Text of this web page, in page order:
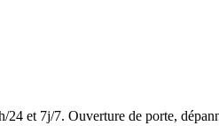
et 7j/7. Ouverture de porte,